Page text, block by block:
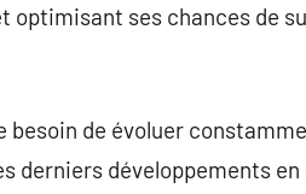
optimisant ses chances de
besoin de évoluer
derniers développements